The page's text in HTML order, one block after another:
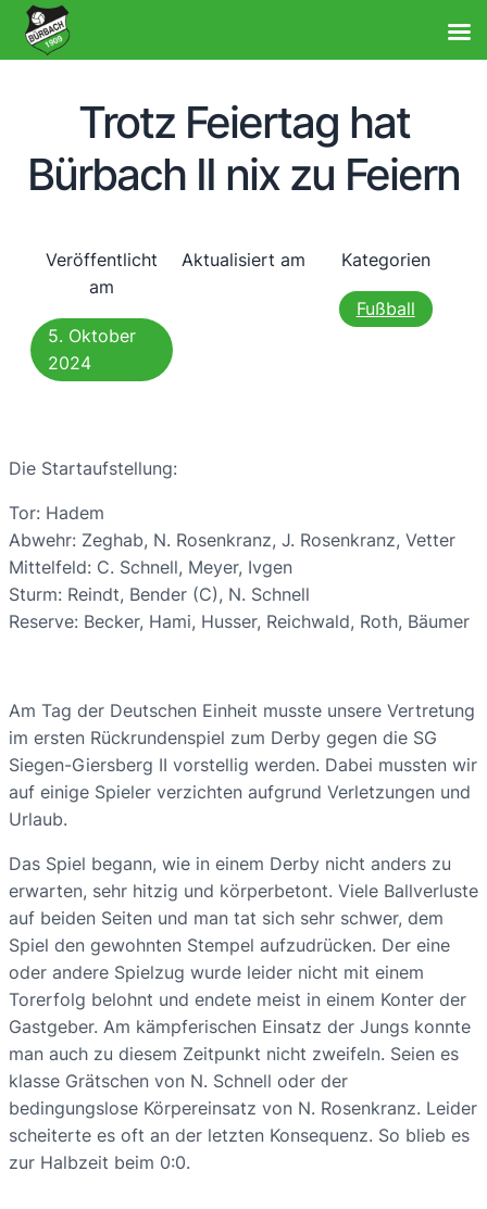
Trotz Feiertag hat
Bürbach II nix zu Feiern
Veröffentlicht
am
5. Oktober
2024
Aktualisiert am Kategorien
Fußball
Die Startaufstellung:
Tor: Hadem
Abwehr: Zeghab, N. Rosenkranz, J. Rosenkranz, Vetter
Mittelfeld: C. Schnell, Meyer, Ivgen
Sturm: Reindt, Bender (C), N. Schnell
Reserve: Becker, Hami, Husser, Reichwald, Roth, Bäumer
Am Tag der Deutschen Einheit musste unsere Vertretung
im ersten Rückrundenspiel zum Derby gegen die SG
Siegen-Giersberg II vorstellig werden. Dabei mussten wir
auf einige Spieler verzichten aufgrund Verletzungen und
Urlaub.
Das Spiel begann, wie in einem Derby nicht anders zu
erwarten, sehr hitzig und körperbetont. Viele Ballverluste
auf beiden Seiten und man tat sich sehr schwer, dem
Spiel den gewohnten Stempel aufzudrücken. Der eine
oder andere Spielzug wurde leider nicht mit einem
Torerfolg belohnt und endete meist in einem Konter der
Gastgeber. Am kämpferischen Einsatz der Jungs konnte
man auch zu diesem Zeitpunkt nicht zweifeln. Seien es
klasse Grätschen von N. Schnell oder der
bedingungslose Körpereinsatz von N. Rosenkranz. Leider
scheiterte es oft an der letzten Konsequenz. So blieb es
zur Halbzeit beim 0:0.